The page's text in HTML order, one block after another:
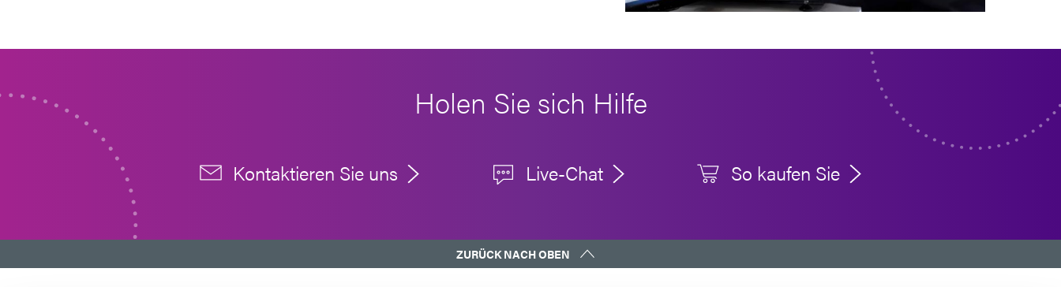
Holen Sie sich Hilfe
Kontaktieren Sie uns Live-Chat So kaufen Sie
ZURÜCK NACH OBEN